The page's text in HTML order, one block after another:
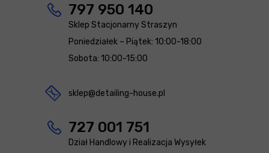
797 950 140
Sklep Stacjonarny Straszyn
Poniedziałek – Piątek: 10:00-18:00
Sobota: 10:00-15:00
sklep@detailing-house.pl
727 001 751
Dział Handlowy i Realizacja Wysyłek